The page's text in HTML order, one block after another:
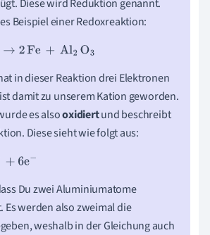
Diese wird Reduktion genannt.
Beispiel einer Redoxreaktion:
Al2 O3
in dieser Reaktion drei Elektronen
damit zu unseremKationgeworden.
es alsooxidiertund beschreibt
Diese sieht wie folgt aus:
Du zwei Aluminiumatome
Es werden also zweimal die
weshalb in der Gleichung auch